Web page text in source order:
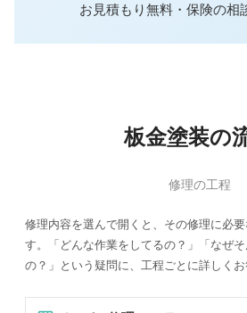
お見積もり無料・保険の相
板金塗装の
修理の工程
修理内容を選んで開くと、その修理に必
す。「どんな作業をしてるの？」「なぜ
の？」という疑問に、工程ごとに詳しくお